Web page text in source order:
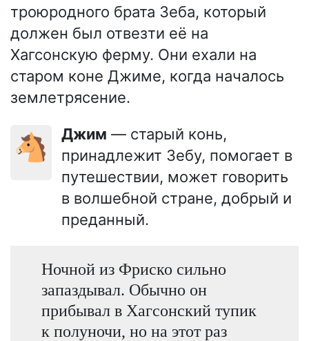
троюродного брата Зеба, который
должен был отвезти её на
Хагсонскую ферму. Они ехали на
старом коне Джиме, когда началось
землетрясение.
🐴 Джим — старый конь,
принадлежит Зебу, помогает в
путешествии, может говорить
в волшебной стране, добрый и
преданный.
Ночной из Фриско сильно
запаздывал. Обычно он
прибывал в Хагсонский тупик
к полуночи, но на этот раз